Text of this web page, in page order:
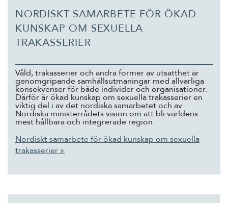
English
Skandinaviska
Suomi
Íslenska
NORDISKT SAMARBETE FÖR ÖKAD
KUNSKAP OM SEXUELLA
TRAKASSERIER
Våld, trakasserier och andra former av utsatthet är
genomgripande samhällsutmaningar med allvarliga
konsekvenser för både individer och organisationer.
Därför är ökad kunskap om sexuella trakasserier en
viktig del i av det nordiska samarbetet och av
Nordiska ministerrådets vision om att bli världens
mest hållbara och integrerade region.
Nordiskt samarbete för ökad kunskap om sexuella
trakasserier »